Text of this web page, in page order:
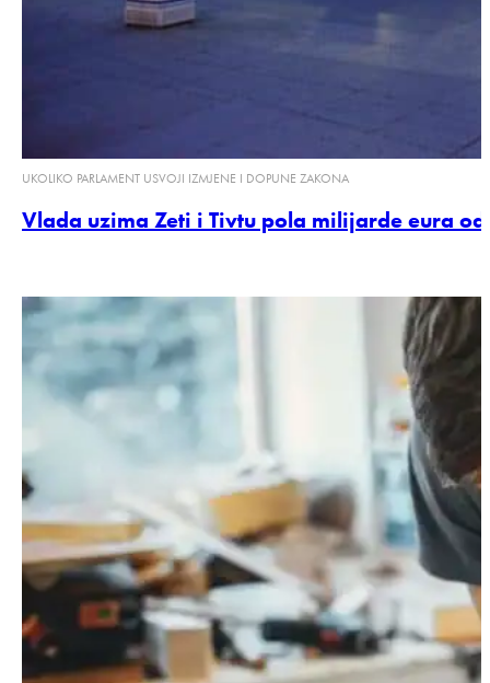
UKOLIKO PARLAMENT USVOJI IZMJENE I DOPUNE ZAKONA
Vlada uzima Zeti i Tivtu pola milijarde eura